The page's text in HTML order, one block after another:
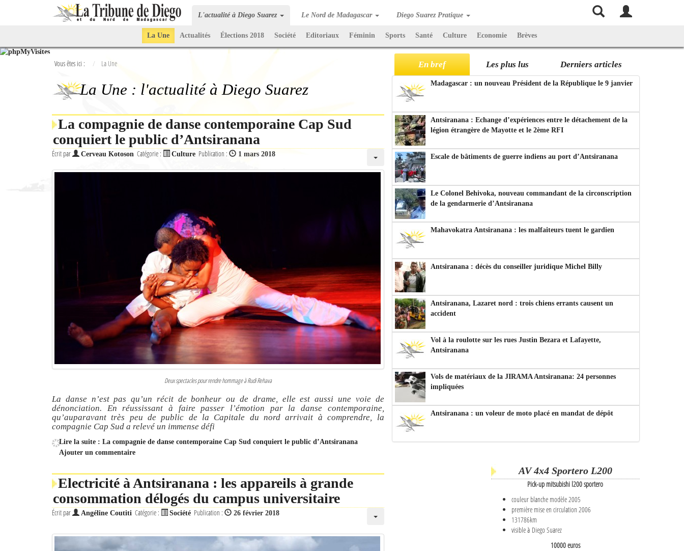
L'actualité à Diego Suarez Le Nord de Madagascar Diego Suarez Pratique
La Une Actualités Élections 2018 Société Editoriaux Féminin Sports Santé Culture Economie Brèves
Vous êtes ici : La Une
La Une : l'actualité à Diego Suarez
La compagnie de danse contemporaine Cap Sud
conquiert le public d’Antsiranana
Écrit par Cerveau Kotoson Catégorie : Culture Publication : 1 mars 2018
Deux spectacles pour rendre hommage à Rudi Rehava
La danse n’est pas qu’un récit de bonheur ou de drame, elle est aussi une voie de
dénonciation. En réussissant à faire passer l’émotion par la danse contemporaine,
qu’auparavant très peu de public de la Capitale du nord arrivait à comprendre, la
compagnie Cap Sud a relevé un immense défi
Lire la suite : La compagnie de danse contemporaine Cap Sud conquiert le public d’Antsiranana
Ajouter un commentaire
Electricité à Antsiranana : les appareils à grande
consommation délogés du campus universitaire
Écrit par Angéline Coutiti Catégorie : Société Publication : 26 février 2018
En bref Les plus lus Derniers articles
Madagascar : un nouveau Président de la République le 9 janvier
Antsiranana : Echange d’expériences entre le détachement de la
légion étrangère de Mayotte et le 2ème RFI
Escale de bâtiments de guerre indiens au port d’Antsiranana
Le Colonel Behivoka, nouveau commandant de la circonscription
de la gendarmerie d’Antsiranana
Mahavokatra Antsiranana : les malfaiteurs tuent le gardien
Antsiranana : décès du conseiller juridique Michel Billy
Antsiranana, Lazaret nord : trois chiens errants causent un
accident
Vol à la roulotte sur les rues Justin Bezara et Lafayette,
Antsiranana
Vols de matériaux de la JIRAMA Antsiranana: 24 personnes
impliquées
Antsiranana : un voleur de moto placé en mandat de dépôt
AV 4x4 Sportero L200
Pick-up mitsubishi l200 sportero
couleur blanche modèle 2005
première mise en circulation 2006
131786km
visible à Diego Suarez
10000 euros